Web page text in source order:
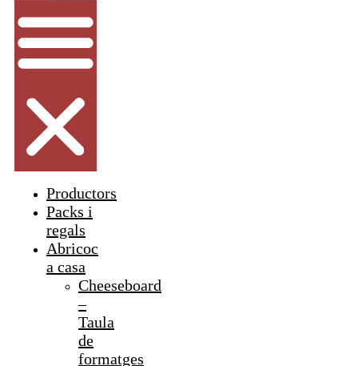
Productors
Packs i
regals
Abricoc
a casa
Cheeseboard
–
Taula
de
formatges